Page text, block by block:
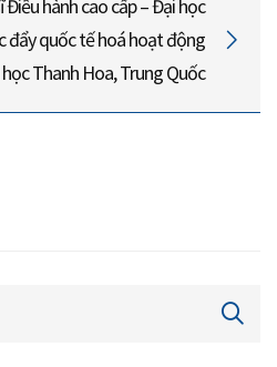
hành cao cấp – Đại học
đẩy quốc tế hoá hoạt động
Thanh Hoa, Trung Quốc